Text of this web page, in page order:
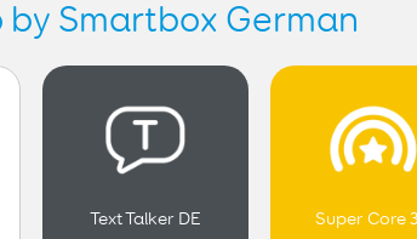
by Smartbox German
Text Talker DE Super Core